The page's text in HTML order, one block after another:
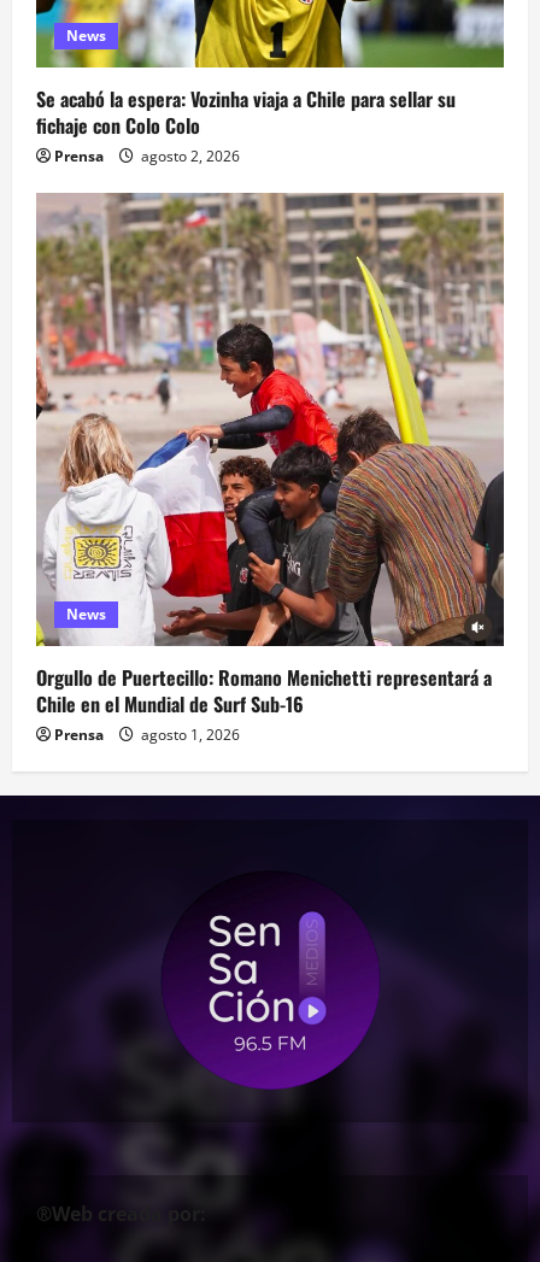
News
Se acabó la espera: Vozinha viaja a Chile para sellar su
fichaje con Colo Colo
Prensa agosto 2, 2026
News
Orgullo de Puertecillo: Romano Menichetti representará a
Chile en el Mundial de Surf Sub-16
Prensa agosto 1, 2026
®Web creada por: